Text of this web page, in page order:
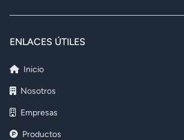
ENLACES ÚTILES
Inicio
Nosotros
Empresas
Productos